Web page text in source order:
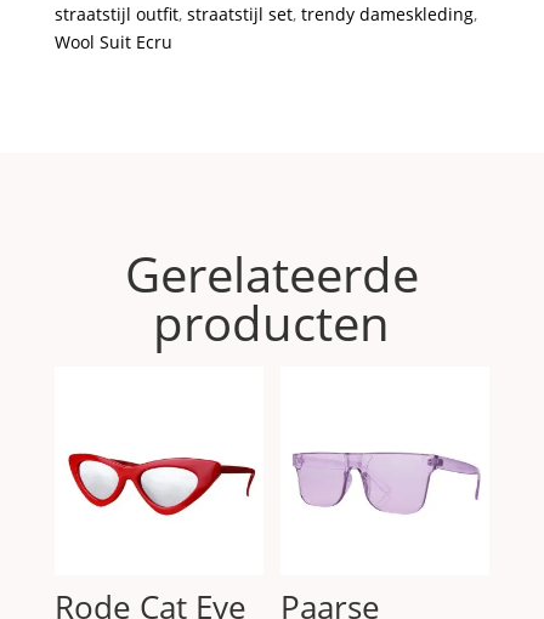
straatstijl outfit, straatstijl set, trendy dameskleding,
Wool Suit Ecru
Gerelateerde
producten
Rode Cat Eye Paarse